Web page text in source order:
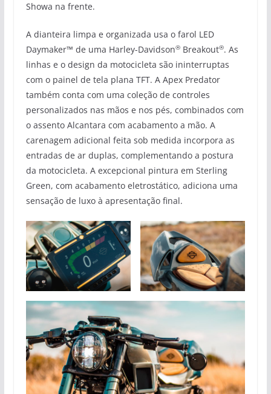
Showa na frente.
A dianteira limpa e organizada usa o farol LED
Daymaker™ de uma Harley-Davidson®Breakout®. As
linhas e o design da motocicleta são ininterruptas
com o painel de tela plana TFT. A Apex Predator
também conta com uma coleção de controles
personalizados nas mãos e nos pés, combinados com
o assento Alcantara com acabamento a mão. A
carenagem adicional feita sob medida incorpora as
entradas de ar duplas, complementando a postura
da motocicleta. A excepcional pintura em Sterling
Green, com acabamento eletrostático, adiciona uma
sensação de luxo à apresentação final.